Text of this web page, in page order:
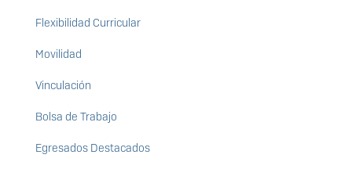
Flexibilidad Curricular
Movilidad
Vinculación
Bolsa de Trabajo
Egresados Destacados